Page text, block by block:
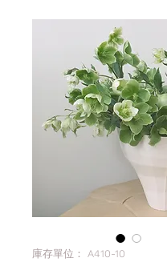
庫存單位： A410-10